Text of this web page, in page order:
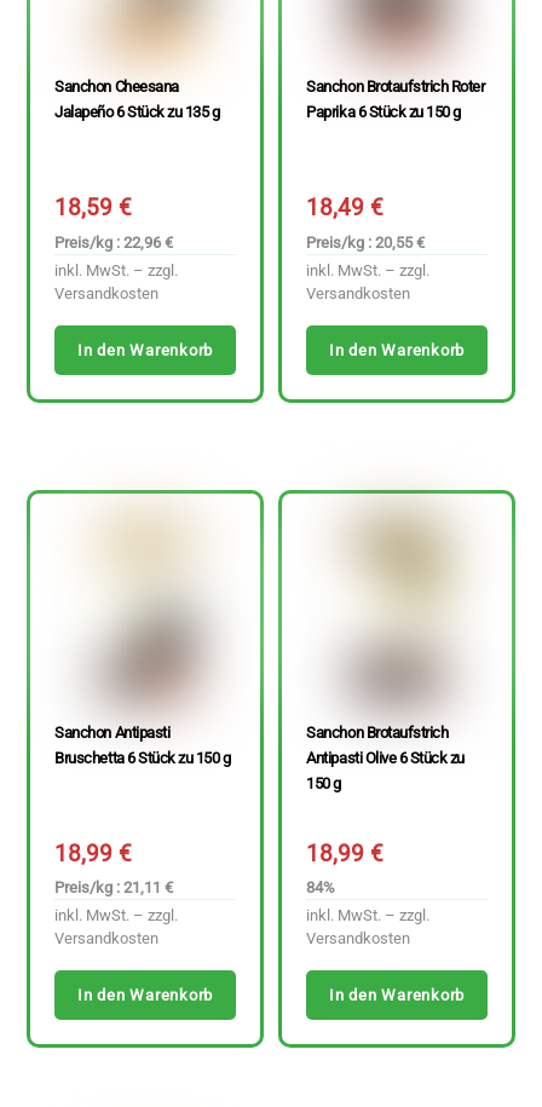
Sanchon Cheesana
Jalapeño 6 Stück zu 135 g
18,59€
Preis/kg : 22,96 €
inkl. MwSt. – zzgl.
Versandkosten
In den Warenkorb
Sanchon Brotaufstrich Roter
Paprika 6 Stück zu 150 g
18,49€
Preis/kg : 20,55 €
inkl. MwSt. – zzgl.
Versandkosten
In den Warenkorb
Sanchon Antipasti
Bruschetta 6 Stück zu 150 g
18,99€
Preis/kg : 21,11 €
inkl. MwSt. – zzgl.
Versandkosten
In den Warenkorb
Sanchon Brotaufstrich
Antipasti Olive 6 Stück zu
150 g
18,99€
84%
inkl. MwSt. – zzgl.
Versandkosten
In den Warenkorb